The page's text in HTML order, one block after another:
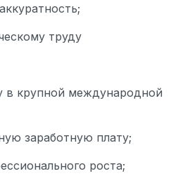
труду
в крупной международной
заработную плату;
роста;